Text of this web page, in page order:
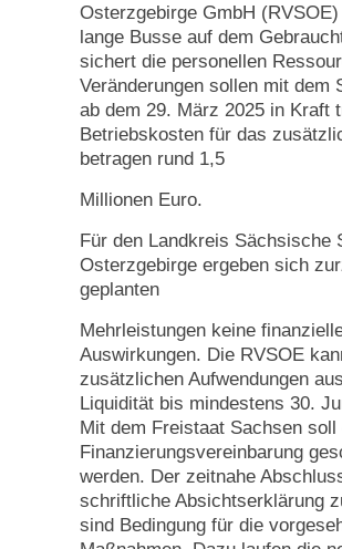
Osterzgebirge GmbH
lange Busse auf dem
sichert die personellen
Veränderungen sollen mit dem
ab dem 29. März 2025 in Kraft
Betriebskosten für das
betragen rund 1,5
Millionen Euro.
Für den Landkreis Sächsische
Osterzgebirge ergeben sich
geplanten
Mehrleistungen keine
Auswirkungen. Die RVSOE
zusätzlichen Aufwendungen
Liquidität bis mindestens 30.
Mit dem Freistaat Sachsen soll
Finanzierungsvereinbarung
werden. Der zeitnahe
schriftliche Absichtserklärung
sind Bedingung für die